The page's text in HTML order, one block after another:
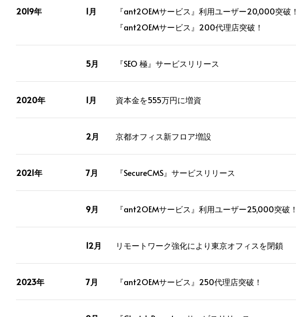
2019年 1月
『ant2OEMサービス』利用ユーザー20,000突破！
『ant2OEMサービス』200代理店突破！
5月 『SEO 極』サービスリリース
2020年 1月 資本金を555万円に増資
2月 京都オフィス新フロア増設
2021年 7月 『SecureCMS』サービスリリース
9月 『ant2OEMサービス』利用ユーザー25,000突破！
12月 リモートワーク強化により東京オフィスを閉鎖
2023年 7月 『ant2OEMサービス』250代理店突破！